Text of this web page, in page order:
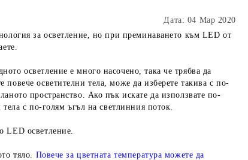
Дата: 04 Мар 2020
за осветление, но при преминаването към LED от
осветление е много насочено, така че трябва да
осветителни тела, може да изберете такива с по-
пространство. Ако пък искате да използвате по-
тела с по-голям ъгъл на светлинния поток.
LED осветление.
тяло. Повече за цветната температура можете да